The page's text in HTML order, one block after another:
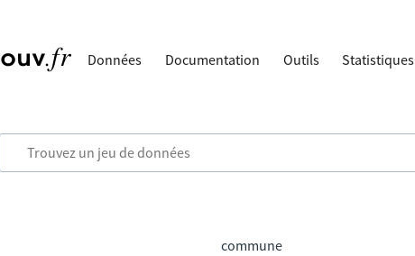
Données Documentation Outils Statistiques
commune